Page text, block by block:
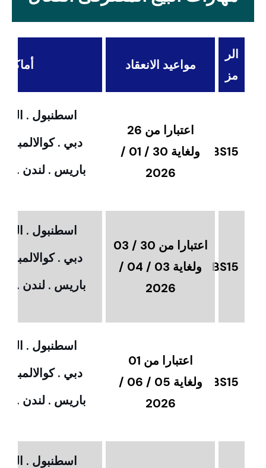
الر
مز
مواعيد الانعقاد أماكن
BS15
اعتبارا من 26
ولغاية 30 / 01 /
2026
اسطنبول .
دبي .
باريس . لندن .
BS15
اعتبارا من 30 / 03
ولغاية 03 / 04 /
2026
اسطنبول .
دبي .
باريس . لندن .
BS15
اعتبارا من 01
ولغاية 05 / 06 /
2026
اسطنبول .
دبي .
باريس . لندن .
اسطنبول .